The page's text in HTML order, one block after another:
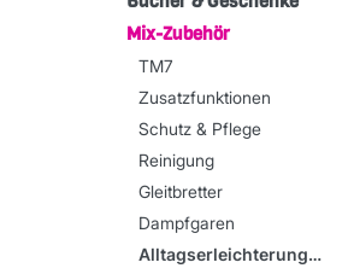
Mix-Zubehör
TM7
Zusatzfunktionen
Schutz & Pflege
Reinigung
Gleitbretter
Dampfgaren
Alltagserleichterungen